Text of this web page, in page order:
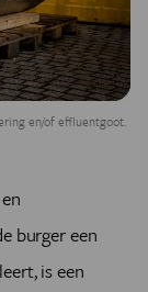
en/of effluentgoot.
burger een
is een